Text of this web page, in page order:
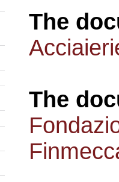
The
The